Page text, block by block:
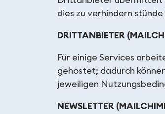
dies zu verhindern
DRITTANBIETER
Für einige Services
gehostet; dadurch
jeweiligen
NEWSLETTER